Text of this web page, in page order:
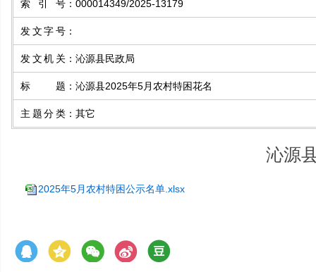
索引号 ： 000014349/2025-13179
发文字号 ：
发文机关 ： 沁源县民政局
标题 ： 沁源县2025年5月农村特困花名
主题分类 ： 其它
沁源
2025年5月农村特困公示名单.xlsx